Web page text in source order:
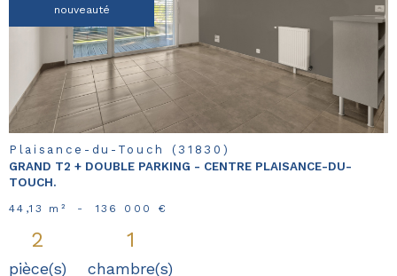
nouveauté bien
Plaisance-du-Touch (31830)
GRAND T2 + DOUBLE PARKING - CENTRE PLAISANCE-DU-
TOUCH.
44,13 m² - 136 000 €
2
pièce(s)
1
chambre(s)